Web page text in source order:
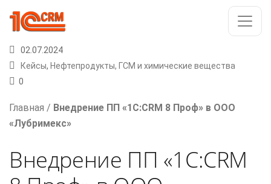
02.07.2024
Кейсы, Нефтепродукты, ГСМ и химические вещества
0
Главная / Внедрение ПП «1С:CRM 8 Проф» в ООО
«Лубримекс»
Внедрение ПП «1С:CRM